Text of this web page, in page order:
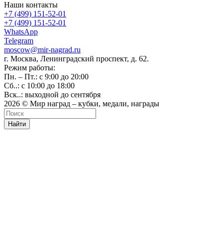
Наши контакты
+7 (499) 151-52-01
+7 (499) 151-52-01
WhatsApp
Telegram
moscow@mir-nagrad.ru
г. Москва, Ленинградский проспект, д. 62.
Режим работы:
Пн. – Пт.: с 9:00 до 20:00
Сб..: с 10:00 до 18:00
Вск..: выходной до сентября
2026 © Мир наград – кубки, медали, награды
Найти